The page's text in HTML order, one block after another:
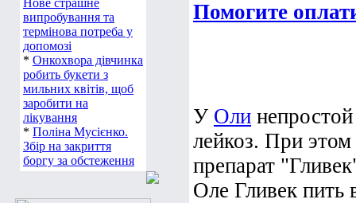
Нове страшне
випробування та
термінова потреба у
допомозі
* Онкохвора дівчинка
робить букети з
мильних квітів, щоб
заробити на
лікування
* Поліна Мусієнко.
Збір на закриття
боргу за обстеження
Помогите
У Оли
лейкоз. При этом
препарат
Оле Гливек пить